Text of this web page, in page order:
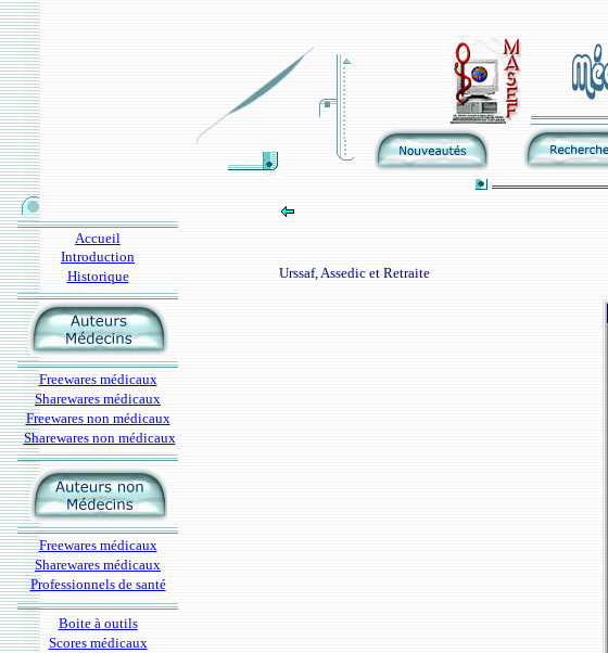
Accueil
Introduction
Historique
Freewares médicaux
Sharewares médicaux
Freewares non médicaux
Sharewares non médicaux
Freewares médicaux
Sharewares médicaux
Professionnels de santé
Boite à outils
Scores médicaux
Urssaf, Assedic et Retraite